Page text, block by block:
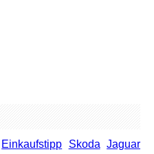
Einkaufstipp Skoda Jaguar